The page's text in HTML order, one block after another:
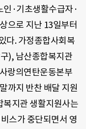
인·기초생활수급자·
으로 지난 13일부터
다.가정종합사회복
), 남산종합복지관
사랑의연탄운동본부
까지 반찬 배달 지원
복지관 생활지원사는
스가 중단되면서 영